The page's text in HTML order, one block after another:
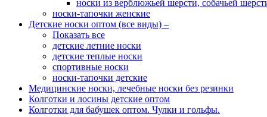
носки из верблюжьей шерсти, собачьей
носки-тапочки женские
Детские носки оптом (все виды) –
Показать все
детские летние носки
детские теплые носки
спортивные носки
носки-тапочки детские
Медицинские носки, лечебные носки без резинки
Колготки и лосины детские оптом
Колготки для бабушек оптом. Чулки и гольфы.